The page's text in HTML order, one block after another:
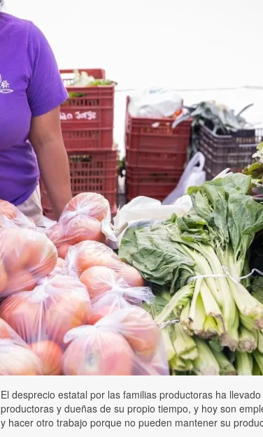
El desprecio estatal por las familias productoras ha
productoras y dueñas de su propio tiempo, y hoy son
y hacer otro trabajo porque no pueden mantener su